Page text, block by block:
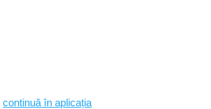
continuă în aplicația